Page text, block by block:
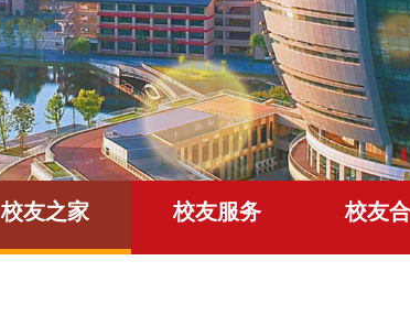
校友之家 校友服务 校友